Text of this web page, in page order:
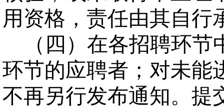
用资格，责任由其自行
（四）在各招聘环
环节的应聘者；对未能
不再另行发布通知。提